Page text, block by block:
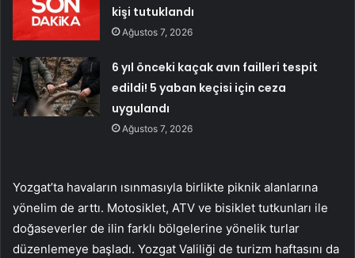
kişi tutuklandı
Ağustos 7, 2026
6 yıl önceki kaçak avın failleri tespit
edildi! 5 yaban keçisi için ceza
uygulandı
Ağustos 7, 2026
Yozgat’ta havaların ısınmasıyla birlikte piknik alanlarına
yönelim de arttı. Motosiklet, ATV ve bisiklet tutkunları ile
doğaseverler de ilin farklı bölgelerine yönelik turlar
düzenlemeye başladı. Yozgat Valiliği de turizm haftasını da